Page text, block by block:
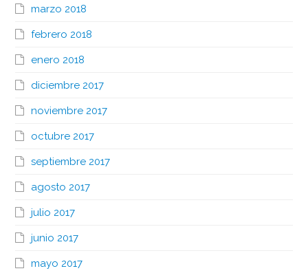
marzo 2018
febrero 2018
enero 2018
diciembre 2017
noviembre 2017
octubre 2017
septiembre 2017
agosto 2017
julio 2017
junio 2017
mayo 2017